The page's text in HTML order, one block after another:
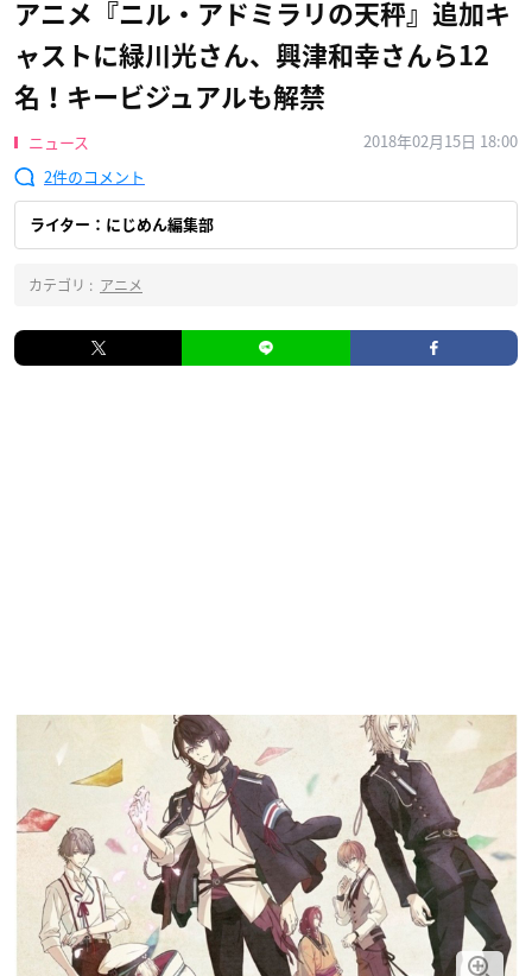
アニメ『ニル・アドミラリの天秤』追加キ
ャストに緑川光さん​、興津和幸さん​ら12
名！キービジュアルも解禁
ニュース
2018年02月15日 18:00
2
ライター：にじめん編集部
カテゴリ : アニメ